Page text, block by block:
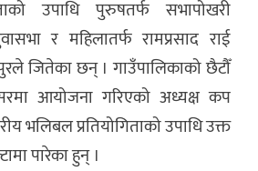
उपाधि पुरुषतर्फ सभापोखरी
र महिलातर्फ रामप्रसाद राई
जितेका छन् । गाउँपालिकाको छैटौँ
आयोजना गरिएको अध्यक्ष कप
भलिबल प्रतियोगिताको उपाधि उक्त
पारेका हुन् ।